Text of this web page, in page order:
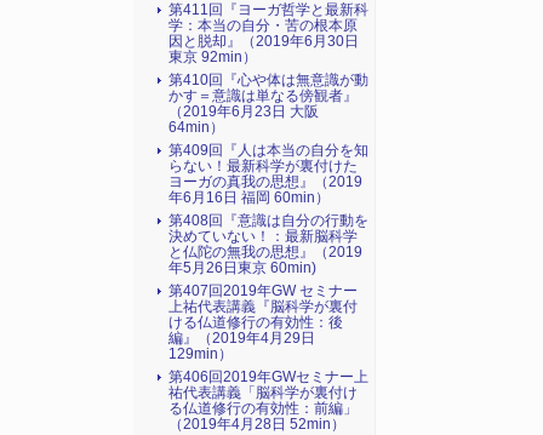
第411回『ヨーガ哲学と最新科
学：本当の自分・苦の根本原
因と脱却』（2019年6月30日
東京 92min）
第410回『心や体は無意識が動
かす＝意識は単なる傍観者』
（2019年6月23日 大阪
64min）
第409回『人は本当の自分を知
らない！最新科学が裏付けた
ヨーガの真我の思想』（2019
年6月16日 福岡 60min）
第408回『意識は自分の行動を
決めていない！：最新脳科学
と仏陀の無我の思想』（2019
年5月26日東京 60min)
第407回2019年GW セミナー
上祐代表講義『脳科学が裏付
ける仏道修行の有効性：後
編』（2019年4月29日
129min）
第406回2019年GWセミナー上
祐代表講義「脳科学が裏付け
る仏道修行の有効性：前編」
（2019年4月28日 52min）